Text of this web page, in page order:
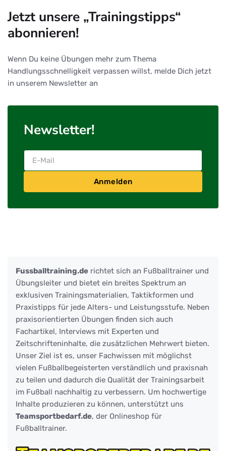
Jetzt unsere „Trainingstipps“
abonnieren!
Wenn Du keine Übungen mehr zum Thema
Handlungsschnelligkeit verpassen willst, melde Dich jetzt
in unserem Newsletter an
Newsletter!
Anmelden
Fussballtraining.de richtet sich an Fußballtrainer und
Übungsleiter und bietet ein breites Spektrum an
exklusiven Trainingsmaterialien, Taktikformen und
Praxistipps für jede Alters- und Leistungsstufe. Neben
praxisorientierten Übungen finden sich auch
Fachartikel, Interviews mit Experten und
Zeitschrifteninhalte, die zusätzlichen Mehrwert bieten.
Unser Ziel ist es, unser Fachwissen mit möglichst
vielen Fußballbegeisterten verständlich und praxisnah
zu teilen und dadurch die Qualität der Trainingsarbeit
im Fußball nachhaltig zu verbessern. Um hochwertige
Inhalte produzieren zu können, unterstützt uns
Teamsportbedarf.de, der Onlineshop für
Fußballtrainer.